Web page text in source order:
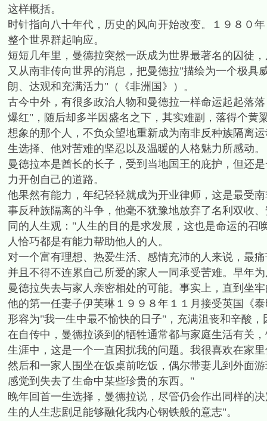
这样概括。
时针指向八十年代，历史的风向开始改变。１９８０
整个世界群起响应。
短短几年里，曼德拉突然一跃成为世界最著名的囚徒
又从南非传向世界的消息，把曼德拉"描绘为一个极具
朗、达观和充满活力"（《非洲国》）。
古今中外，有很多政治人物和曼德拉一样命运起起落
爆红"，随后却多半因盛名之下，其实难副，落得个黄
想象的那个人，不负众望地重新成为南非反种族隔离
生选择、他对苦难的坚忍以及温暖的人格魅力所感动。
曼德拉本是酋长的长子，受到当地国王的庇护，但还
力开创自己的道路。
他果然有能力，年纪轻轻就成为开业律师，这是最受
事反种族隔离的斗争，他毫不犹豫地放弃了名利双收
同的人生观："人生的目的是求发展，这也是命运的
人恰巧都是有能力帮助他人的人。
对一个富有理想、热爱生活、感情充沛的人来说，最
并且不得不连累自己所爱的家人一同承受苦难。早年
曼德拉失去与家人亲密相处的可能。事实上，直到坐
他的第一任妻子伊芙琳１９９８年１１月接受英国《
形容为"我一生中最不愉快的日子"，充满沮丧和辛酸
在自传中，曼德拉谈到的牺牲通常都与家庭生活有关
生涯中，这是一个一直困扰我的问题。我很喜欢在家
然后和一家人围坐在饭桌前吃饭，偶尔带妻儿到外面
感觉到失去了生命中某些珍贵的东西。"
晚年回首一生选择，曼德拉说，尽管仍会作出同样的
生的人生悲剧足能够融化我内心钢铁般的意志"。